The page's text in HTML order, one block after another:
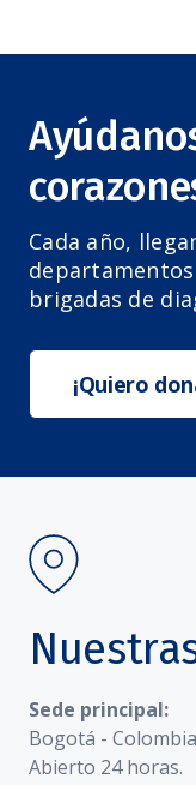
Cada año,
brigadas de
¡Quiero
Sede principal:
Bogotá -
Abierto 24 horas.